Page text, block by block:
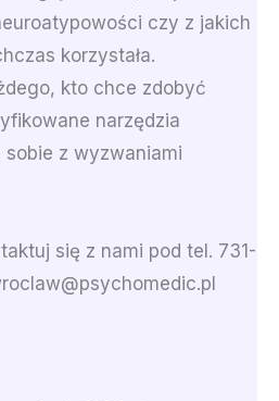
czy z jakich
korzystała.
kto chce zdobyć
narzędzia
sobie z wyzwaniami
się z nami pod tel. 731-